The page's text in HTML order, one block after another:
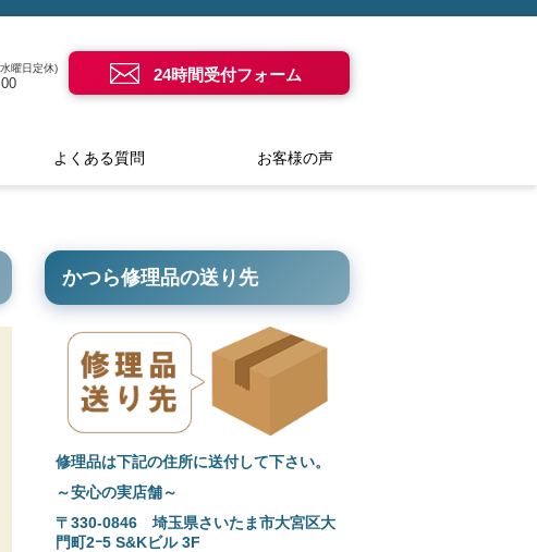
曜日定休) 24時間受付フォーム
よくある質問 お客様の声
かつら修理品の送り先
修理品は下記の住所に送付して下さい。
～安心の実店舗～
〒330-0846 埼玉県さいたま市大宮区大
門町2ｰ5 S&Kビル 3F